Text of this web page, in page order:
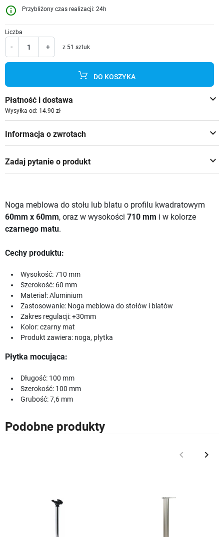
info_outline Przybliżony czas realizacji: 24h
Liczba
- + z 51 sztuk
DO KOSZYKA
keyboard_arrow_down
Płatność i dostawa
Wysyłka od: 14.90 zł
keyboard_arrow_down
Informacja o zwrotach
keyboard_arrow_down
Zadaj pytanie o produkt
Noga meblowa do stołu lub blatu o profilu kwadratowym
60mm x 60mm, oraz w wysokości 710 mm i w kolorze
czarnego matu.
Cechy produktu:
Wysokość: 710 mm
Szerokość: 60 mm
Materiał: Aluminium
Zastosowanie: Noga meblowa do stołów i blatów
Zakres regulacji: +30mm
Kolor: czarny mat
Produkt zawiera: noga, płytka
Płytka mocująca:
Długość: 100 mm
Szerokość: 100 mm
Grubość: 7,6 mm
Podobne produkty
Poprzedni
keyboard_arrow_left keyboard_arrow_right